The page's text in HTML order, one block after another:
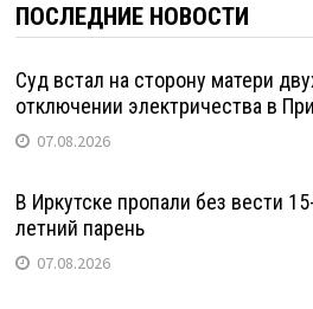
ПОСЛЕДНИЕ НОВОСТИ
Суд встал на сторону матери
отключении электричества в
07.08.2026
В Иркутске пропали без вести
летний парень
07.08.2026